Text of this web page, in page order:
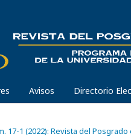
Avisos Directorio
17-1 (2022): Revista del